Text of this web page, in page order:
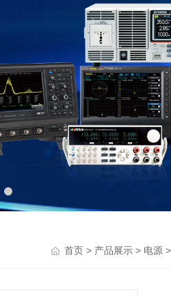
首页 > 产品展示 > 电源 >